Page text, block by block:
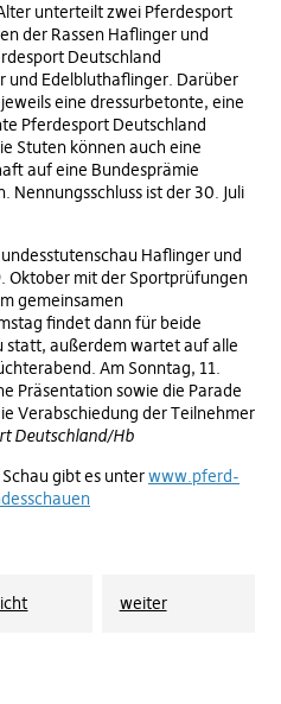
unterteilt zwei Pferdesport
der Rassen Haflinger und
Deutschland
und Edelbluthaflinger. Darüber
eine dressurbetonte, eine
Pferdesport Deutschland
Stuten können auch eine
auf eine Bundesprämie
Nennungsschluss ist der 30. Juli
Haflinger und
Oktober mit der Sportprüfungen
gemeinsamen
findet dann für beide
statt, außerdem wartet auf alle
Am Sonntag, 11.
Präsentation sowie die Parade
Verabschiedung der Teilnehmer
Deutschland/Hb
gibt es unterwww.pferd-
weiter